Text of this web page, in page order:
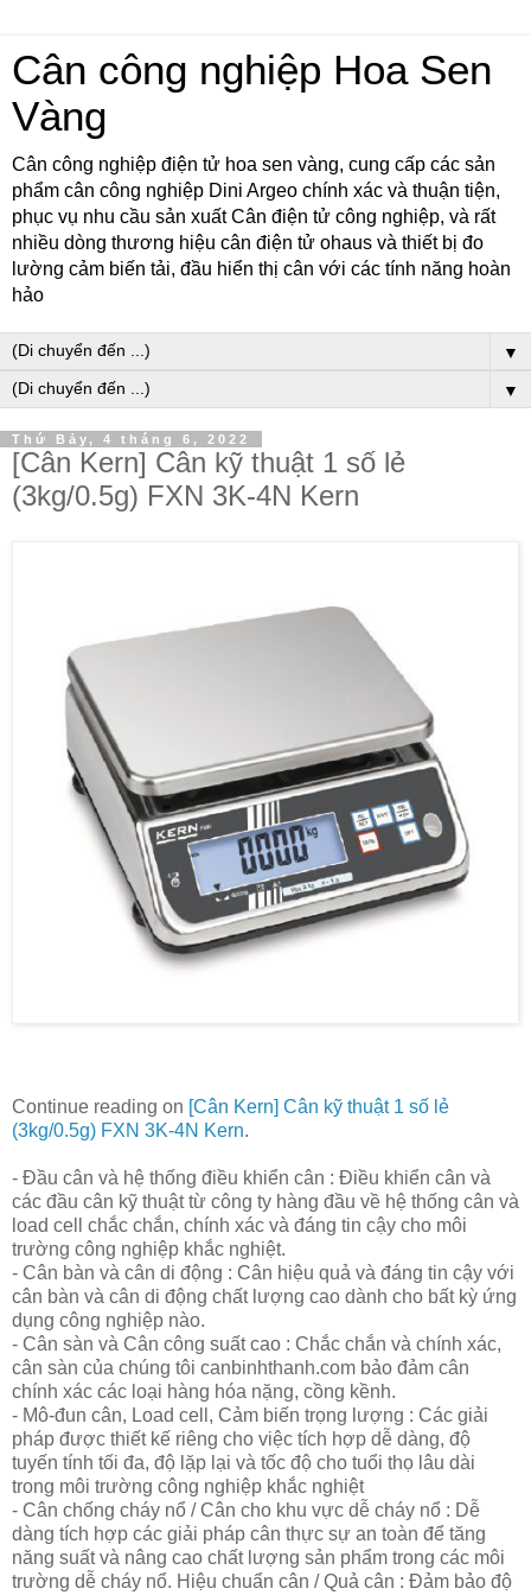
Cân công nghiệp Hoa Sen
Vàng
Cân công nghiệp điện tử hoa sen vàng, cung cấp các sản
phẩm cân công nghiệp Dini Argeo chính xác và thuận tiện,
phục vụ nhu cầu sản xuất Cân điện tử công nghiệp, và rất
nhiều dòng thương hiệu cân điện tử ohaus và thiết bị đo
lường cảm biến tải, đầu hiển thị cân với các tính năng hoàn
hảo
▼
▼
Thứ Bảy, 4 tháng 6, 2022
[Cân Kern] Cân kỹ thuật 1 số lẻ
(3kg/0.5g) FXN 3K-4N Kern
Continue reading on [Cân Kern] Cân kỹ thuật 1 số lẻ
(3kg/0.5g) FXN 3K-4N Kern.
- Đầu cân và hệ thống điều khiển cân : Điều khiển cân và
các đầu cân kỹ thuật từ công ty hàng đầu về hệ thống cân và
load cell chắc chắn, chính xác và đáng tin cậy cho môi
trường công nghiệp khắc nghiệt.
- Cân bàn và cân di động : Cân hiệu quả và đáng tin cậy với
cân bàn và cân di động chất lượng cao dành cho bất kỳ ứng
dụng công nghiệp nào.
- Cân sàn và Cân công suất cao : Chắc chắn và chính xác,
cân sàn của chúng tôi canbinhthanh.com bảo đảm cân
chính xác các loại hàng hóa nặng, cồng kềnh.
- Mô-đun cân, Load cell, Cảm biến trọng lượng : Các giải
pháp được thiết kế riêng cho việc tích hợp dễ dàng, độ
tuyến tính tối đa, độ lặp lại và tốc độ cho tuổi thọ lâu dài
trong môi trường công nghiệp khắc nghiệt
- Cân chống cháy nổ / Cân cho khu vực dễ cháy nổ : Dễ
dàng tích hợp các giải pháp cân thực sự an toàn để tăng
năng suất và nâng cao chất lượng sản phẩm trong các môi
trường dễ cháy nổ. Hiệu chuẩn cân / Quả cân : Đảm bảo độ